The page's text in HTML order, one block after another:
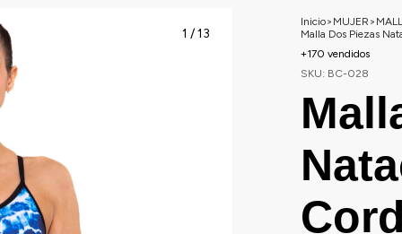
1 /13
Inicio> MUJER >
Malla Dos Piezas
+170 vendidos
SKU: BC-028